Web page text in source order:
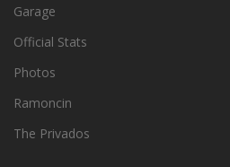
Garage
Official Stats
Photos
Ramoncin
The Privados